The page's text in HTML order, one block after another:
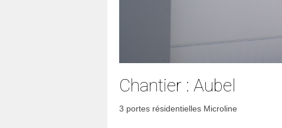
Chantier : Aubel
3 portes résidentielles Microline